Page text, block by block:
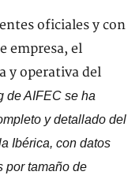
oficiales y con
empresa, el
y operativa del
de AIFEC se ha
y detallado del
Ibérica, con datos
por tamaño de